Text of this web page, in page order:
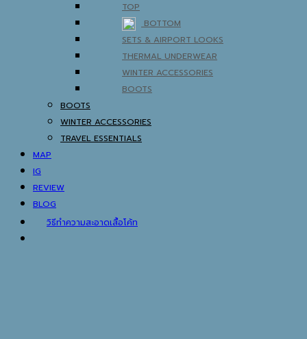
TOP
BOTTOM
SETS & AIRPORT LOOKS
THERMAL UNDERWEAR
WINTER ACCESSORIES
BOOTS
BOOTS
WINTER ACCESSORIES
TRAVEL ESSENTIALS
MAP
IG
REVIEW
BLOG
วิธีทำความสะอาดเสื้อโค้ท